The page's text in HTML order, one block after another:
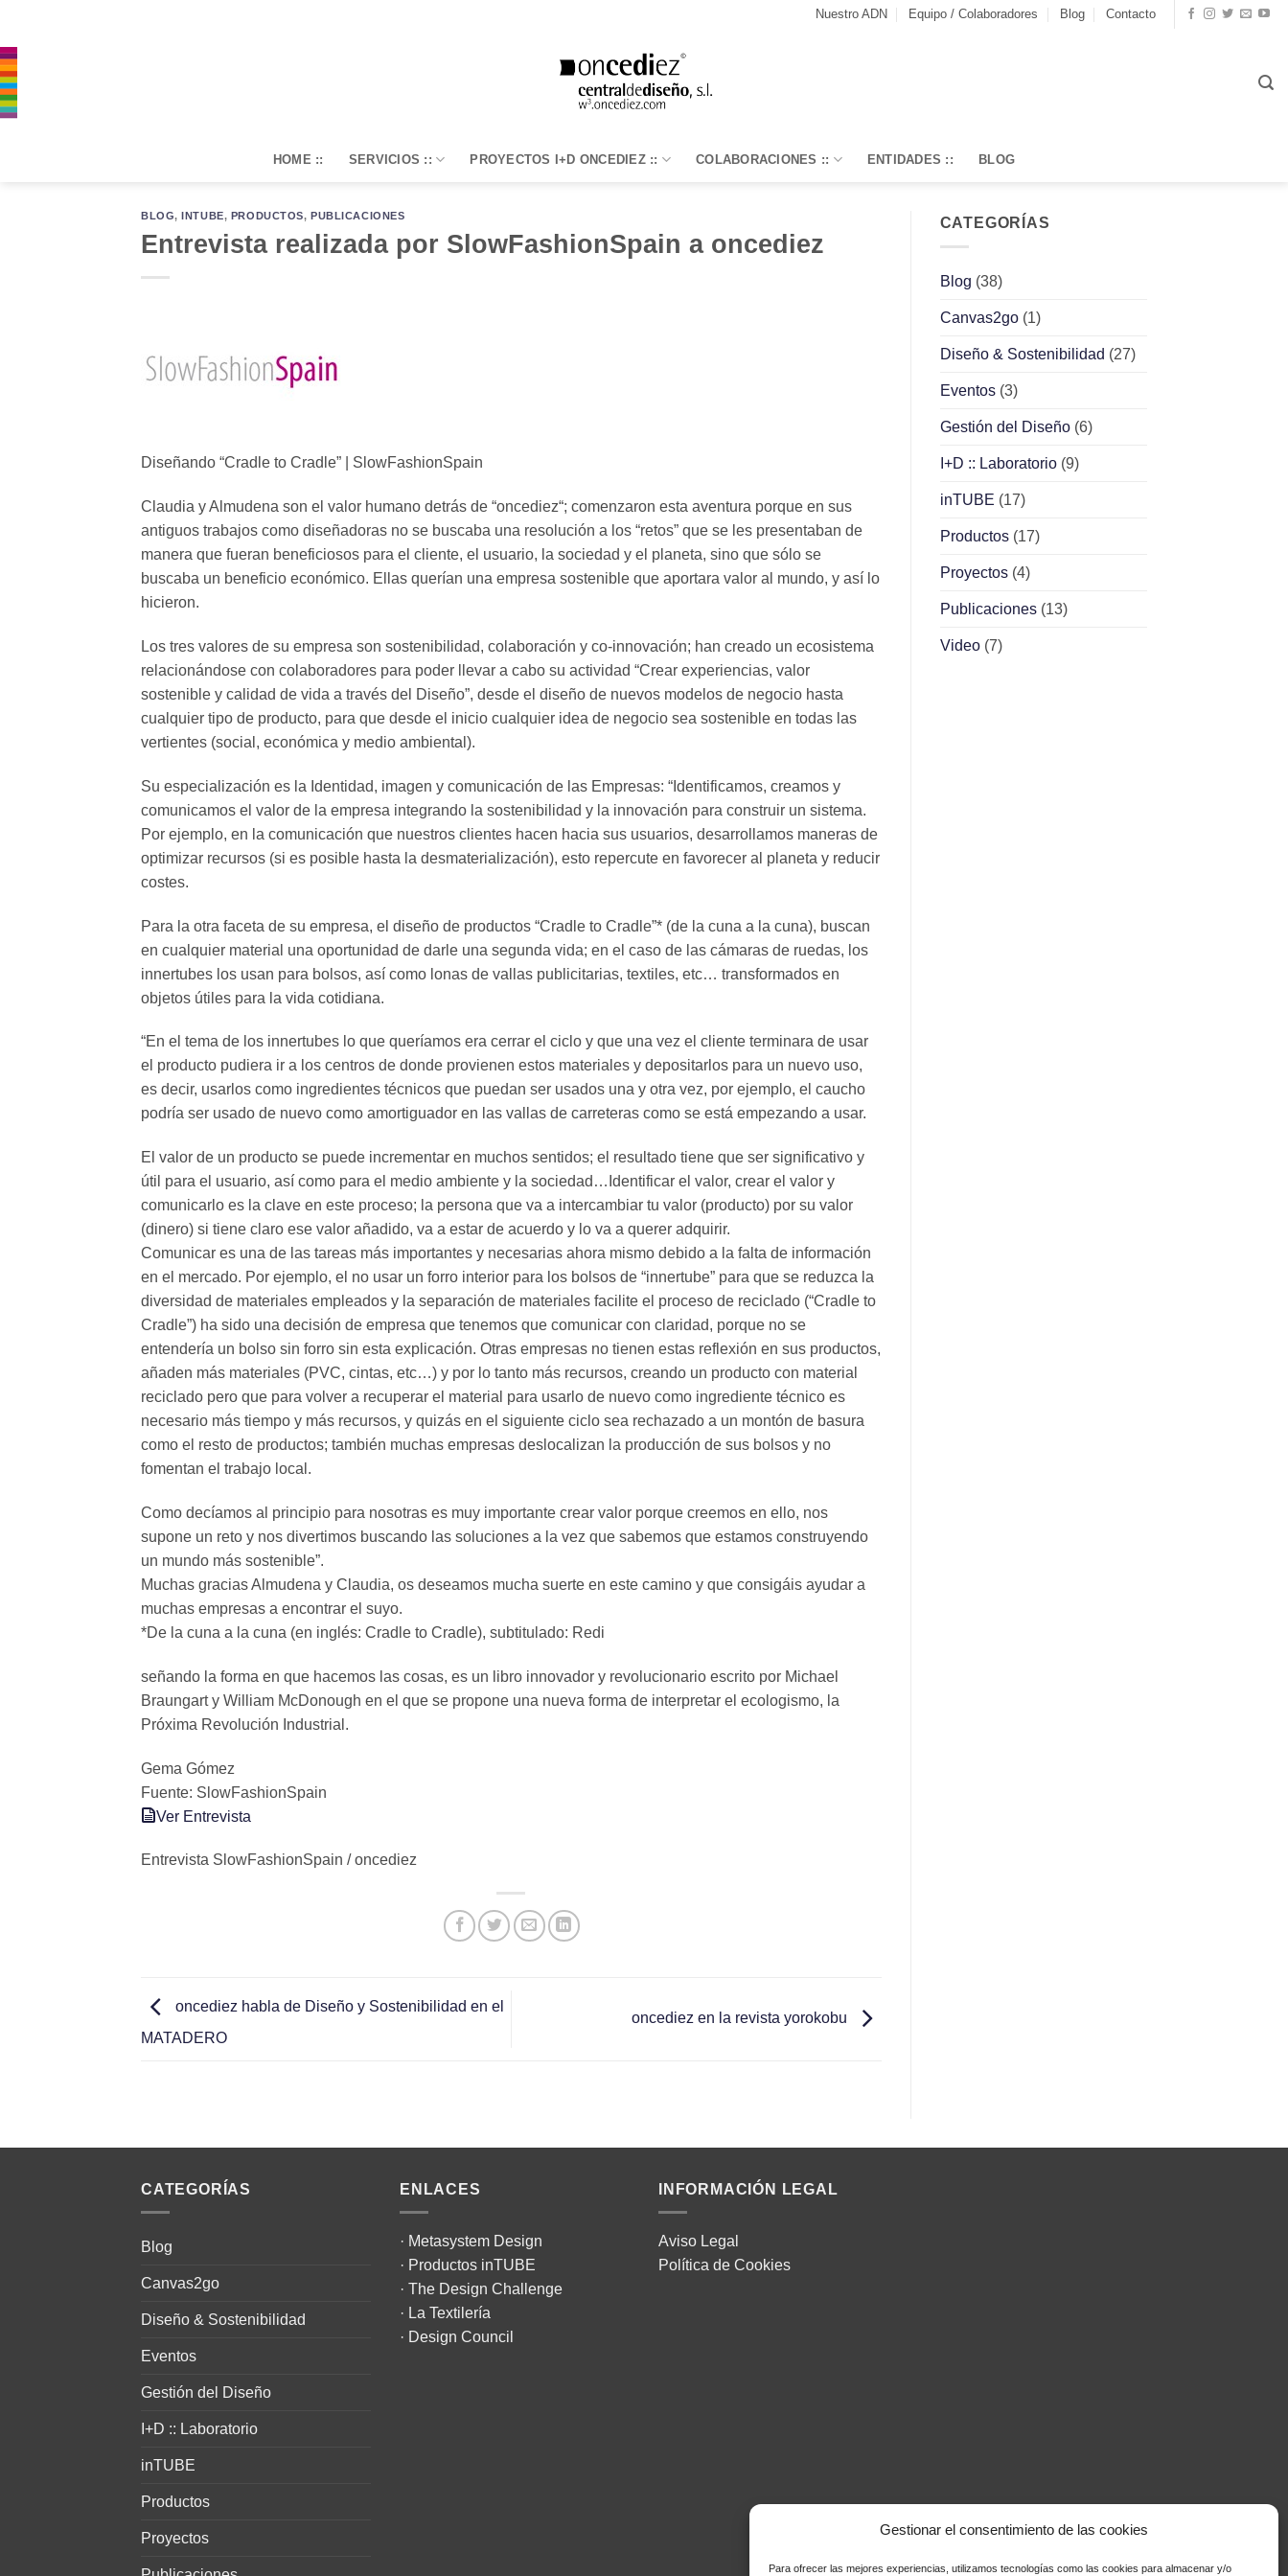
Gestionar el consentimiento de las cookies
Para ofrecer las mejores experiencias, utilizamos tecnologías como las cookies para almacenar y/o
contenido
Nuestro ADN Equipo / Colaboradores Blog Contacto
HOME :: SERVICIOS :: PROYECTOS I+D ONCEDIEZ :: COLABORACIONES :: ENTIDADES :: BLOG
BLOG,INTUBE, PRODUCTOS,PUBLICACIONES
Entrevista realizada por SlowFashionSpain a oncediez
Diseñando “Cradle to Cradle” | SlowFashionSpain
Claudia y Almudena son el valor humano detrás de “oncediez“; comenzaron esta aventura porque en sus
antiguos trabajos como diseñadoras no se buscaba una resolución a los “retos” que se les presentaban de
manera que fueran beneficiosos para el cliente, el usuario, la sociedad y el planeta, sino que sólo se
buscaba un beneficio económico. Ellas querían una empresa sostenible que aportara valor al mundo, y así lo
hicieron.
Los tres valores de su empresa son sostenibilidad, colaboración y co-innovación; han creado un ecosistema
relacionándose con colaboradores para poder llevar a cabo su actividad “Crear experiencias, valor
sostenible y calidad de vida a través del Diseño”, desde el diseño de nuevos modelos de negocio hasta
cualquier tipo de producto, para que desde el inicio cualquier idea de negocio sea sostenible en todas las
vertientes (social, económica y medio ambiental).
Su especialización es la Identidad, imagen y comunicación de las Empresas: “Identificamos, creamos y
comunicamos el valor de la empresa integrando la sostenibilidad y la innovación para construir un sistema.
Por ejemplo, en la comunicación que nuestros clientes hacen hacia sus usuarios, desarrollamos maneras de
optimizar recursos (si es posible hasta la desmaterialización), esto repercute en favorecer al planeta y reducir
costes.
Para la otra faceta de su empresa, el diseño de productos “Cradle to Cradle”* (de la cuna a la cuna), buscan
en cualquier material una oportunidad de darle una segunda vida; en el caso de las cámaras de ruedas, los
innertubes los usan para bolsos, así como lonas de vallas publicitarias, textiles, etc… transformados en
objetos útiles para la vida cotidiana.
“En el tema de los innertubes lo que queríamos era cerrar el ciclo y que una vez el cliente terminara de usar
el producto pudiera ir a los centros de donde provienen estos materiales y depositarlos para un nuevo uso,
es decir, usarlos como ingredientes técnicos que puedan ser usados una y otra vez, por ejemplo, el caucho
podría ser usado de nuevo como amortiguador en las vallas de carreteras como se está empezando a usar.
El valor de un producto se puede incrementar en muchos sentidos; el resultado tiene que ser significativo y
útil para el usuario, así como para el medio ambiente y la sociedad…Identificar el valor, crear el valor y
comunicarlo es la clave en este proceso; la persona que va a intercambiar tu valor (producto) por su valor
(dinero) si tiene claro ese valor añadido, va a estar de acuerdo y lo va a querer adquirir.
Comunicar es una de las tareas más importantes y necesarias ahora mismo debido a la falta de información
en el mercado. Por ejemplo, el no usar un forro interior para los bolsos de “innertube” para que se reduzca la
diversidad de materiales empleados y la separación de materiales facilite el proceso de reciclado (“Cradle to
Cradle”) ha sido una decisión de empresa que tenemos que comunicar con claridad, porque no se
entendería un bolso sin forro sin esta explicación. Otras empresas no tienen estas reflexión en sus productos,
añaden más materiales (PVC, cintas, etc…) y por lo tanto más recursos, creando un producto con material
reciclado pero que para volver a recuperar el material para usarlo de nuevo como ingrediente técnico es
necesario más tiempo y más recursos, y quizás en el siguiente ciclo sea rechazado a un montón de basura
como el resto de productos; también muchas empresas deslocalizan la producción de sus bolsos y no
fomentan el trabajo local.
Como decíamos al principio para nosotras es muy importante crear valor porque creemos en ello, nos
supone un reto y nos divertimos buscando las soluciones a la vez que sabemos que estamos construyendo
un mundo más sostenible”.
Muchas gracias Almudena y Claudia, os deseamos mucha suerte en este camino y que consigáis ayudar a
muchas empresas a encontrar el suyo.
*De la cuna a la cuna (en inglés: Cradle to Cradle), subtitulado: Redi
señando la forma en que hacemos las cosas, es un libro innovador y revolucionario escrito por Michael
Braungart y William McDonough en el que se propone una nueva forma de interpretar el ecologismo, la
Próxima Revolución Industrial.
Gema Gómez
Fuente: SlowFashionSpain
Ver Entrevista
Entrevista SlowFashionSpain / oncediez
oncediez habla de Diseño y Sostenibilidad en el
MATADERO
oncediez en la revista yorokobu
CATEGORÍAS
Blog (38)
Canvas2go(1)
Diseño & Sostenibilidad (27)
Eventos(3)
Gestión del Diseño(6)
I+D :: Laboratorio(9)
inTUBE (17)
Productos(17)
Proyectos(4)
Publicaciones(13)
Video(7)
CATEGORÍAS
Blog
Canvas2go
Diseño & Sostenibilidad
Eventos
Gestión del Diseño
I+D :: Laboratorio
inTUBE
Productos
Proyectos
ENLACES
· Metasystem Design
· Productos inTUBE
· The Design Challenge
· La Textilería
· Design Council
INFORMACIÓN LEGAL
Aviso Legal
Política de Cookies